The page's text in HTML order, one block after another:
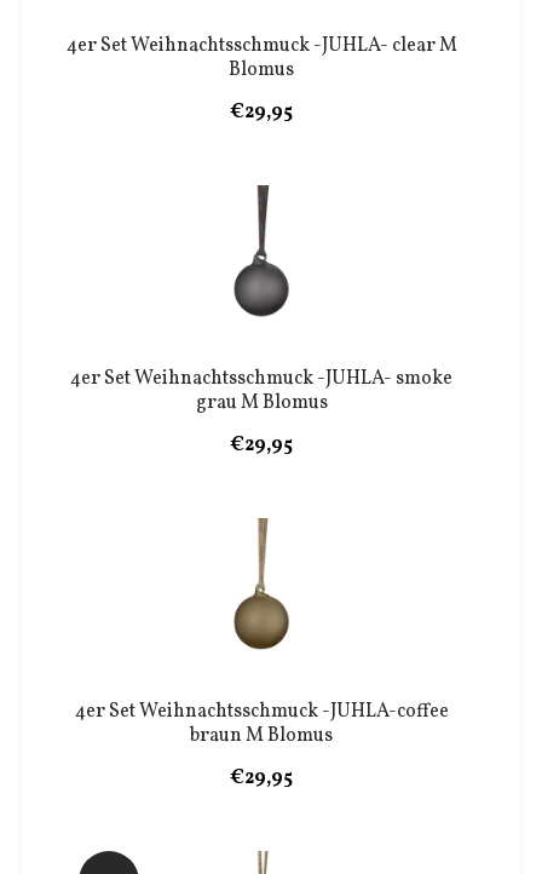
4er Set Weihnachtsschmuck -JUHLA- clear M
Blomus
€29,95
4er Set Weihnachtsschmuck -JUHLA- smoke
grau M Blomus
€29,95
4er Set Weihnachtsschmuck -JUHLA-coffee
braun M Blomus
€29,95